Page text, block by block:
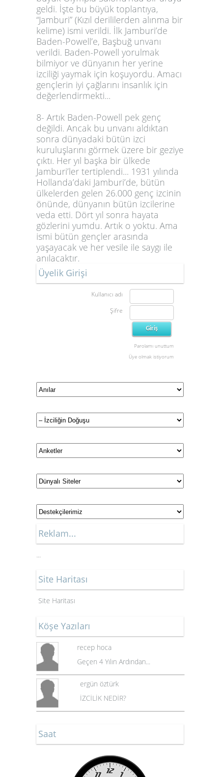
geldi. İşte bu büyük toplantıya,
“Jamburi” (Kızıl derililerden alınma bir
kelime) ismi verildi. İlk Jamburi’de
Baden-Powell’e, Başbuğ unvanı
verildi. Baden-Powell yorulmak
bilmiyor ve dünyanın her yerine
izciliği yaymak için koşuyordu. Amacı
gençlerin iyi çağlarını insanlık için
değerlendirmekti...
8- Artık Baden-Powell pek genç
değildi. Ancak bu unvanı aldıktan
sonra dünyadaki bütün izci
kuruluşlarını görmek üzere bir geziye
çıktı. Her yıl başka bir ülkede
Jamburi’ler tertiplendi... 1931 yılında
Hollanda’daki Jamburi’de, bütün
ülkelerden gelen 26.000 genç izcinin
önünde, dünyanın bütün izcilerine
veda etti. Dört yıl sonra hayata
gözlerini yumdu. Artık o yoktu. Ama
ismi bütün gençler arasında
yaşayacak ve her vesile ile saygı ile
anılacaktır.
Üyelik Girişi
Kullanıcı adı
Şifre
Parolamı unuttum
Üye olmak istiyorum
Reklam...
...
Site Haritası
Site Haritası
Köşe Yazıları
recep hoca
Geçen 4 Yılın Ardından...
ergün öztürk
İZCİLİK NEDİR?
Saat